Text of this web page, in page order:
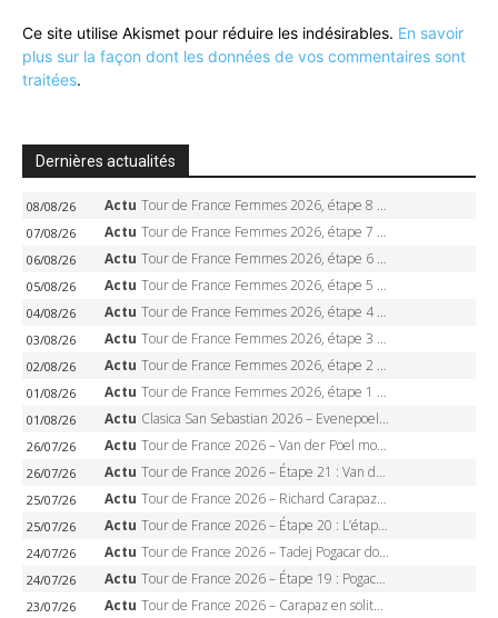
Ce site utilise Akismet pour réduire les indésirables. En savoir
plus sur la façon dont les données de vos commentaires sont
traitées.
Dernières actualités
08/08/26 Actu Tour de France Femmes 2026, étape 8 – Demi Vollering gagne à Nice, reprend le jaune, Niewiadoma à 8 secondes
07/08/26 Actu Tour de France Femmes 2026, étape 7 – Kasia Niewiadoma gagne le Ventoux, maillot jaune, Reusser et Vollering piégées
06/08/26 Actu Tour de France Femmes 2026, étape 6 – Kim Le Court-Pienaar gagne à Tournon, Reusser en jaune
05/08/26 Actu Tour de France Femmes 2026, étape 5 – Demi Vollering gagne à Belleville, Reusser en jaune, Ferrand-Prévot coule
04/08/26 Actu Tour de France Femmes 2026, étape 4 – Marlen Reusser écrase le chrono, Ferrand-Prévot en crise
03/08/26 Actu Tour de France Femmes 2026, étape 3 – Sigrid Haugset en solitaire, 88 km d’échappée, maillot jaune
02/08/26 Actu Tour de France Femmes 2026, étape 2 – Lorena Wiebes doublé à Genève, Markus héroïque, 7e record
01/08/26 Actu Tour de France Femmes 2026, étape 1 – Lorena Wiebes intouchable à Lausanne, premier maillot jaune
01/08/26 Actu Clasica San Sebastian 2026 – Evenepoel recordman, 4e victoire, Carapaz battu au sprint
26/07/26 Actu Tour de France 2026 – Van der Poel monumental à Paris, Pogacar égale le record des cinq sacres
26/07/26 Actu Tour de France 2026 – Étape 21 : Van der Poel, Pogacar, qui succédera à Wout van Aert sur les Champs-Elysées ?
25/07/26 Actu Tour de France 2026 – Richard Carapaz roi des Alpes, doublé et maillot à pois, Seixas perd le podium
25/07/26 Actu Tour de France 2026 – Étape 20 : L’étape reine, Galibier, Sarenne, Alpe d’Huez, qui succédera à Pogacar ?
24/07/26 Actu Tour de France 2026 – Tadej Pogacar dompte l’Alpe d’Huez, 5e victoire, record de Pantani pulvérisé
24/07/26 Actu Tour de France 2026 – Étape 19 : Pogacar peut-il enfin dompter l’Alpe d’Huez ?
23/07/26 Actu Tour de France 2026 – Carapaz en solitaire à Orcières-Merlette, Paret-Peintre à un point du maillot à pois